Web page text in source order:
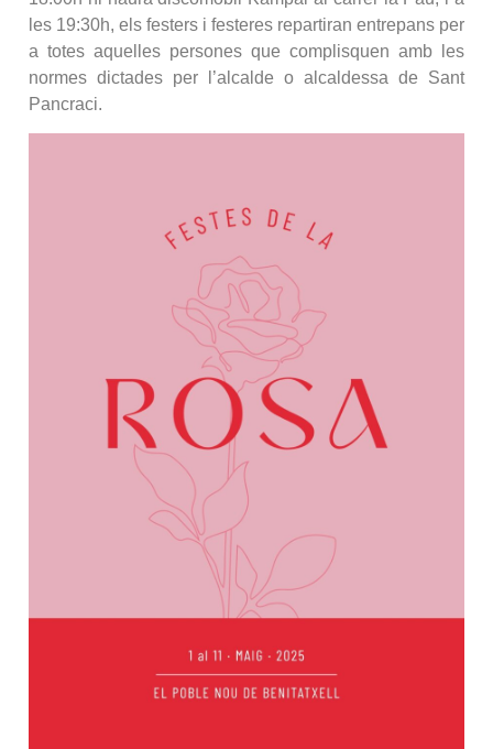
les 19:30h, els festers i festeres repartiran entrepans per
a totes aquelles persones que complisquen amb les
normes dictades per l’alcalde o alcaldessa de Sant
Pancraci.